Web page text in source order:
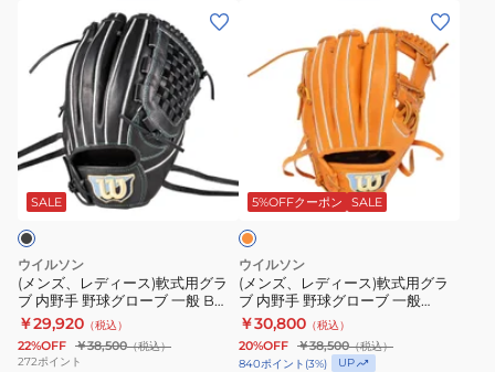
Lab
型
WBW103726
手
グ
ロ
ー
一
般
BASIC
LAB
DUAL
ー
一
般
BASIC
LAB
DUAL
ズ、
ィ
ー
ス)
軟
式
用
グ
ラ
ブ
SALE
ウイルソン
(メンズ、レディース)軟式用グラ
ブ 内野手 野球グローブ 一般 B
DUAL INFIELD 87 BL
WBW104521
￥29,920 （税込）
22%OFF ￥38,500（税込）
272ポイント
ズ、
ス)
軟
式
用
グ
ラ
ブ
5%OFFクーポン SALE
オ
レ
ン
ウイルソン
(メンズ、レディース)軟式用グラ
ブ 内野手 野球グローブ 一般
DUAL INFIELD 86 ORTN
WBW104346
￥30,800 （税込）
20%OFF ￥38,500（税込）
840ポイント (3%) UP